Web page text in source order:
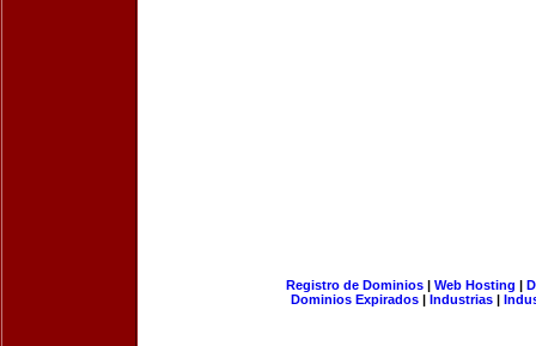
Registro de Dominios| Web Hosting |
Dominios Expirados | Industrias |